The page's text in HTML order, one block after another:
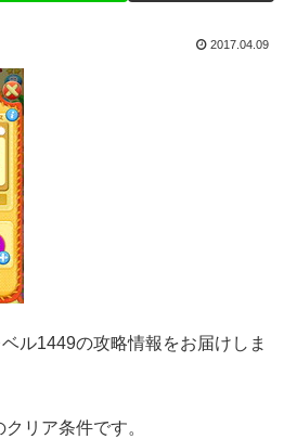
2017.04.09
ル1449の攻略情報をお届けしま
リア条件です。